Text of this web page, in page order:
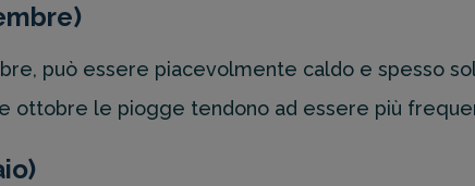
può essere piacevolmente caldo e spesso
ottobre le piogge tendono ad essere più